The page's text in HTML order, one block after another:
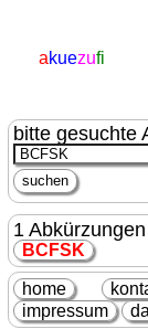
akuezufi
bitte gesuchte
1
BCFSK
home
impressum